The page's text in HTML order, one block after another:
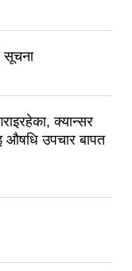
सूचना
क्यान्सर
औषधि उपचार बापत